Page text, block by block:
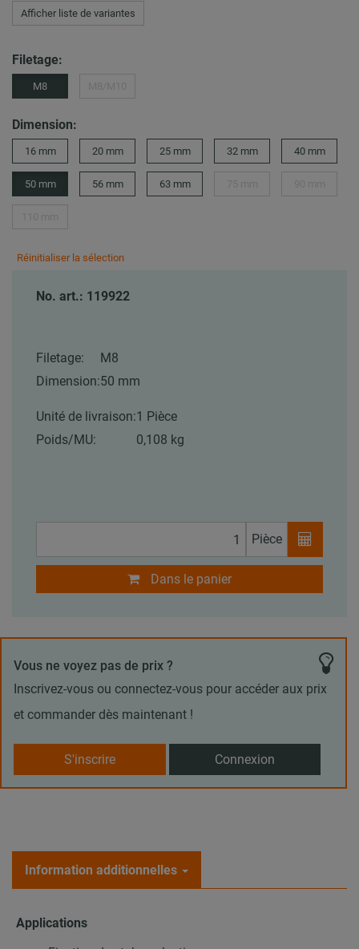
Afficher liste de variantes
Filetage:
M8
Dimension:
16 mm 20 mm 25 mm 32 mm 40 mm
50 mm 56 mm 63 mm
Réinitialiser la sélection
No. art.: 119922
Filetage:
M8
Dimension:50 mm
Unité de livraison:1 Pièce
Poids/MU:
0,108 kg
Pièce
Dans le panier
Vous ne voyez pas de prix ?
Inscrivez-vous ou connectez-vous pour accéder aux prix
et commander dès maintenant !
S'inscrire Connexion
Information additionnelles
Applications